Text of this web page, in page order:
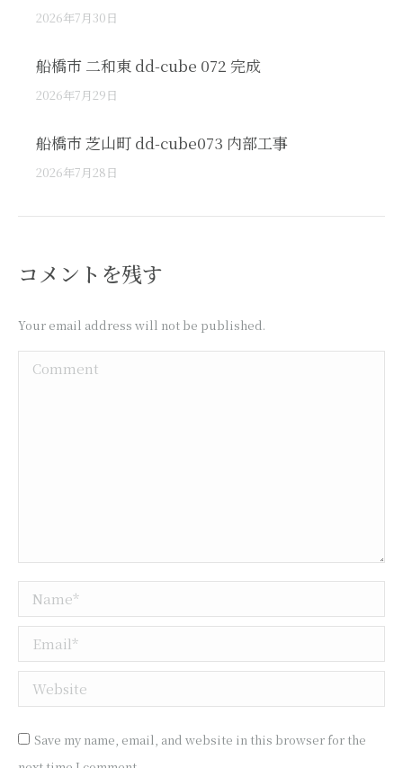
2026年7月30日
船橋市 二和東 dd-cube 072 完成
2026年7月29日
船橋市 芝山町 dd-cube073 内部工事
2026年7月28日
コメントを残す
Your email address will not be published.
Comment
Name *
Email *
Website
Save my name, email, and website in this browser for the